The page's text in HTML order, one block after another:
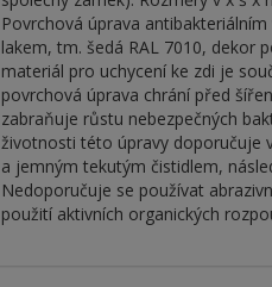
Povrchová úprava
lakem, tm. šedá RAL 7010, dekor
materiál pro uchycení ke zdi je
povrchová úprava chrání před
zabraňuje růstu nebezpečných
životnosti této úpravy doporučuje
a jemným tekutým čistidlem,
Nedoporučuje se používat
použití aktivních organických